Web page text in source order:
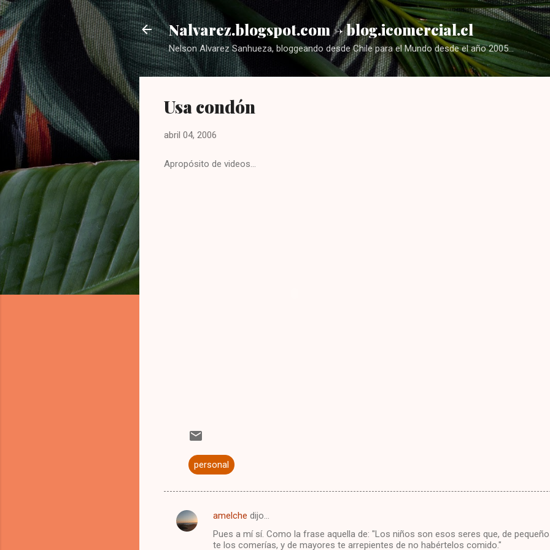
Ir al contenido principal
Nalvarez.blogspot.com -> blog.icomercial.cl
Nelson Alvarez Sanhueza, bloggeando desde Chile para el Mundo desde el año 2005...
Usa condón
abril 04, 2006
Apropósito de videos...
personal
C
amelche dijo…
Pues a mí sí. Como la frase aquella de: "Los niños son esos seres que, de
te los comerías, y de mayores te arrepientes de no habértelos comido."